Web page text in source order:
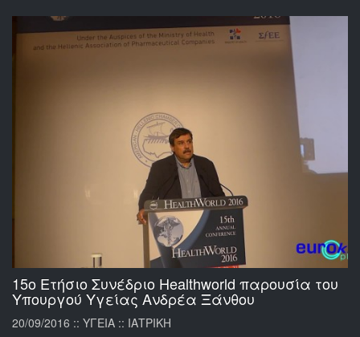
15ο Ετήσιο Συνέδριο Healthworld παρουσία του
Υπουργού Υγείας Ανδρέα Ξάνθου
20/09/2016 :: ΥΓΕΙΑ :: ΙΑΤΡΙΚΗ